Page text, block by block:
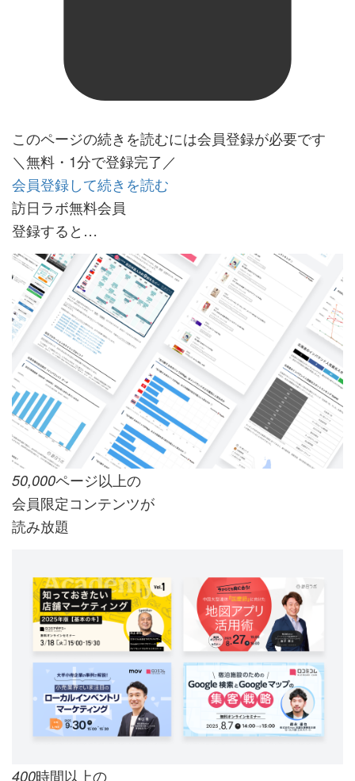
このページの続きを読むには会員登録が必要です
＼無料・1分で登録完了／
会員登録して続きを読む
訪日ラボ無料会員
登録すると…
50,000ページ以上の
会員限定コンテンツが
読み放題
400時間以上の